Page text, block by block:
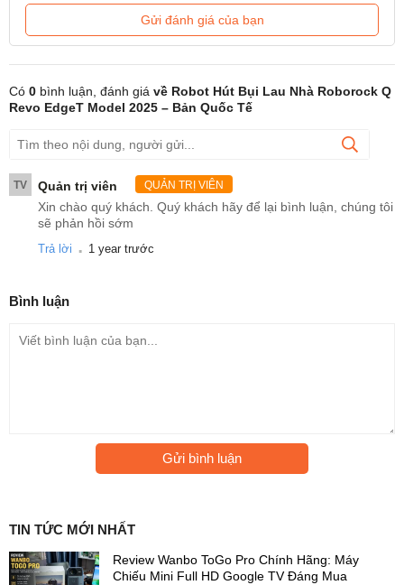
Gửi đánh giá của bạn
Có 0 bình luận, đánh giá về Robot Hút Bụi Lau Nhà Roborock Q
Revo EdgeT Model 2025 – Bản Quốc Tế
TV Quản trị viên QUẢN TRỊ VIÊN
Xin chào quý khách. Quý khách hãy để lại bình luận, chúng tôi
sẽ phản hồi sớm
Trả lời . 1 year trước
Bình luận
Gửi bình luận
TIN TỨC MỚI NHẤT
Review Wanbo ToGo Pro Chính Hãng: Máy
Chiếu Mini Full HD Google TV Đáng Mua